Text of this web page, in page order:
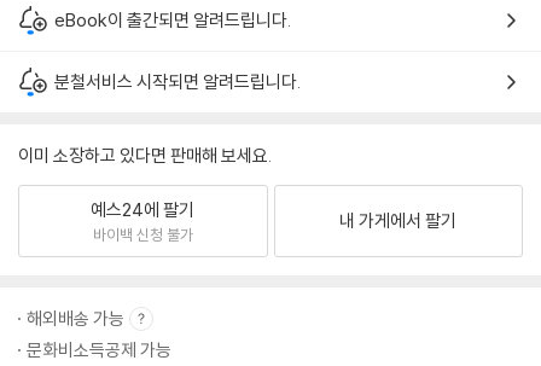
eBook이 출간되면 알려드립니다.
분철서비스 시작되면 알려드립니다.
이미 소장하고 있다면 판매해 보세요.
예스24에 팔기
바이백 신청 불가
내 가게에서 팔기
해외배송 가능
문화비소득공제 가능